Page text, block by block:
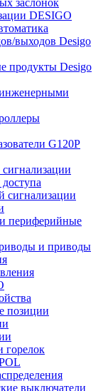
заслонок
DESIGO
выходов Desigo
продукты Desigo
G120P
сигнализации
периферийные
и приводы
позиции
горелок
выключатели